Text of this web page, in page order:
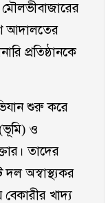
মৌলভীবাজারের
আদালতের
প্রতিষ্ঠানকে
শুরু করে
ও
তাদের
অস্বাস্থ্যকর
বেকারীর খাদ্য